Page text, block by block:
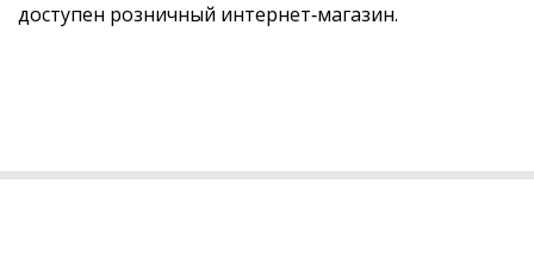
доступен розничный интернет‑магазин.